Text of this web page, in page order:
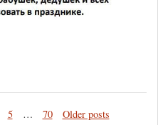
5 … 70 Older posts